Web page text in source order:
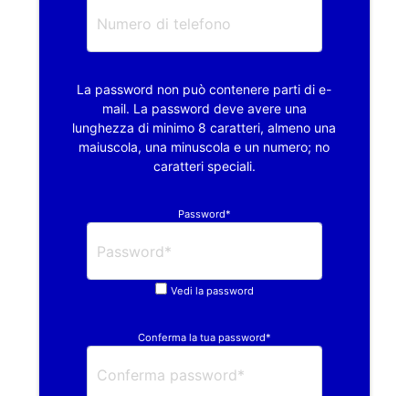
La password non può contenere parti di e-
mail. La password deve avere una
lunghezza di minimo 8 caratteri, almeno una
maiuscola, una minuscola e un numero; no
caratteri speciali.
Password*
Vedi la password
Conferma la tua password*